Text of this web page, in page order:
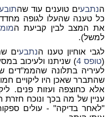
הנתבעים טוענים עוד שה
כל טענה שהעלו לגופה
את המצב לבין קביעת ה
למשל).
לגבי אוחיון טענו הנתבעים
(טופס 4
) שניתנו ולעיכוב
לעיריה בתלונה שהממ"דים
שהתברר שאכן היו ליקויים
אלא כחוצפה ועזות פנים.
עניין של מה בכך ונוכח חזרת
"לאחר בדיקה" - עולים